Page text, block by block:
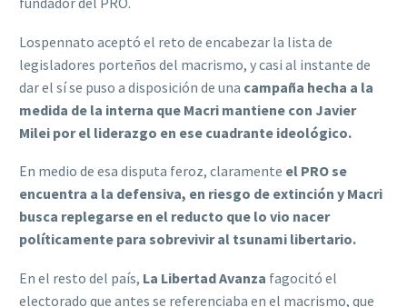
Lospennato aceptó el reto de encabezar la lista de
legisladores porteños del macrismo, y casi al instante de
dar el sí se puso a disposición de una campaña hecha a la
medida de la interna que Macri mantiene con Javier
Milei por el liderazgo en ese cuadrante ideológico.
En medio de esa disputa feroz, claramente el PRO se
encuentra a la defensiva, en riesgo de extinción y Macri
busca replegarse en el reducto que lo vio nacer
políticamente para sobrevivir al tsunami libertario.
En el resto del país, La Libertad Avanza fagocitó el
electorado que antes se referenciaba en el macrismo, que